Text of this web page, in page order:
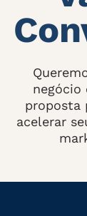
negócio
proposta
acelerar